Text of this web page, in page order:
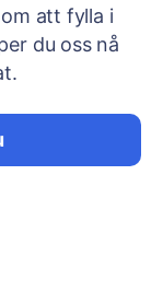
att fylla i
du oss nå